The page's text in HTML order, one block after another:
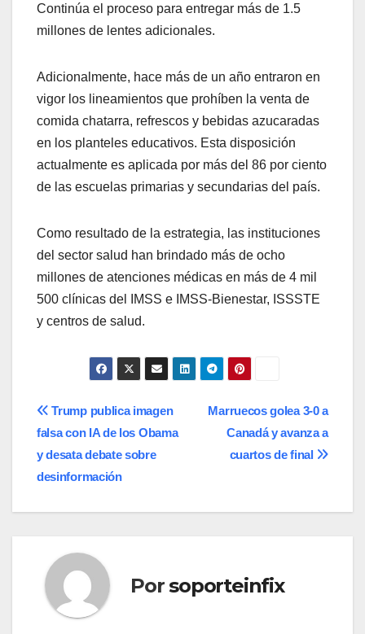
Continúa el proceso para entregar más de 1.5
millones de lentes adicionales.
Adicionalmente, hace más de un año entraron en
vigor los lineamientos que prohíben la venta de
comida chatarra, refrescos y bebidas azucaradas
en los planteles educativos. Esta disposición
actualmente es aplicada por más del 86 por ciento
de las escuelas primarias y secundarias del país.
Como resultado de la estrategia, las instituciones
del sector salud han brindado más de ocho
millones de atenciones médicas en más de 4 mil
500 clínicas del IMSS e IMSS-Bienestar, ISSSTE
y centros de salud.
Navegación
de
entradas
Marruecos golea 3-0 a
Canadá y avanza a
cuartos de final
Trump publica imagen
falsa con IA de los Obama
y desata debate sobre
desinformación
Porsoporteinfix